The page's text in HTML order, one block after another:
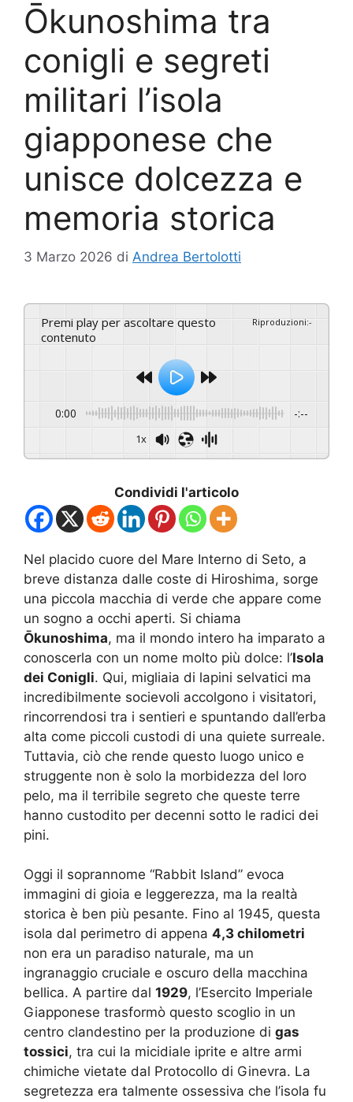
Ōkunoshima tra
conigli e segreti
militari l’isola
giapponese che
unisce dolcezza e
memoria storica
3 Marzo 2026 di Andrea Bertolotti
Premi play per ascoltare questo
contenuto
Riproduzioni:-
0:00 -:--
1x
Condividi l'articolo
Nel placido cuore del Mare Interno di Seto, a
breve distanza dalle coste di Hiroshima, sorge
una piccola macchia di verde che appare come
un sogno a occhi aperti. Si chiama
Ōkunoshima, ma il mondo intero ha imparato a
conoscerla con un nome molto più dolce: l’Isola
dei Conigli. Qui, migliaia di lapini selvatici ma
incredibilmente socievoli accolgono i visitatori,
rincorrendosi tra i sentieri e spuntando dall’erba
alta come piccoli custodi di una quiete surreale.
Tuttavia, ciò che rende questo luogo unico e
struggente non è solo la morbidezza del loro
pelo, ma il terribile segreto che queste terre
hanno custodito per decenni sotto le radici dei
pini.
Oggi il soprannome “Rabbit Island” evoca
immagini di gioia e leggerezza, ma la realtà
storica è ben più pesante. Fino al 1945, questa
isola dal perimetro di appena 4,3 chilometri
non era un paradiso naturale, ma un
ingranaggio cruciale e oscuro della macchina
bellica. A partire dal 1929, l’Esercito Imperiale
Giapponese trasformò questo scoglio in un
centro clandestino per la produzione di gas
tossici, tra cui la micidiale iprite e altre armi
chimiche vietate dal Protocollo di Ginevra. La
segretezza era talmente ossessiva che l’isola fu